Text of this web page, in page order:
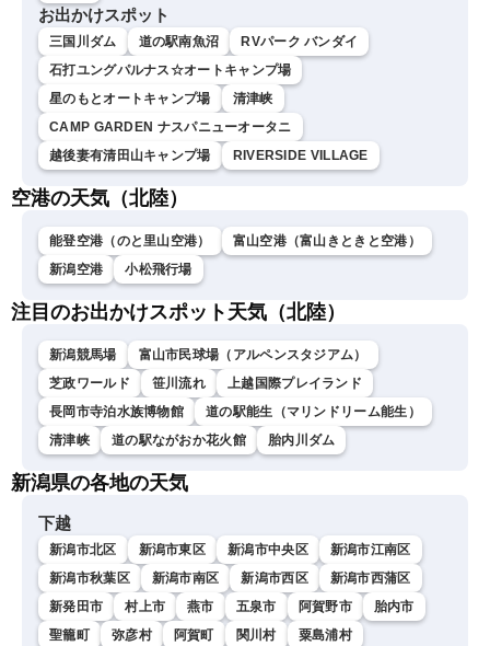
お出かけスポット
三国川ダム 道の駅南魚沼
RVパーク バンダイ
石打ユングパルナス☆オートキャンプ場
星のもとオートキャンプ場
清津峡
CAMP GARDEN ナスパニューオータニ
越後妻有清田山キャンプ場
RIVERSIDE VILLAGE
空港の天気（北陸）
能登空港（のと里山空港）
富山空港（富山きときと空港）
新潟空港
小松飛行場
注目のお出かけスポット天気（北陸）
新潟競馬場
富山市民球場（アルペンスタジアム）
芝政ワールド
笹川流れ
上越国際プレイランド
長岡市寺泊水族博物館
道の駅能生（マリンドリーム能生）
清津峡
道の駅ながおか花火館 胎内川ダム
新潟県の各地の天気
下越
新潟市北区 新潟市東区 新潟市中央区
新潟市江南区
新潟市秋葉区
新潟市南区 新潟市西区
新潟市西蒲区
新発田市
村上市 燕市 五泉市 阿賀野市
胎内市
聖籠町
弥彦村 阿賀町 関川村 粟島浦村